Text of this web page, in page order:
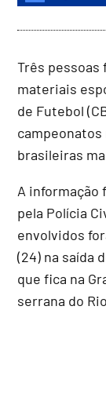
Três
materiais
de Futebol
brasileiras
A informação
pela Polícia
envolvidos
(24) na saída
que fica na
serrana do